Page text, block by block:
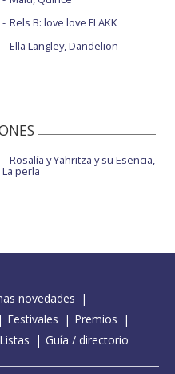
Rels B: love love FLAKK
Ella Langley, Dandelion
Rosalía y Yahritza y su Esencia,
La perla
novedades
Festivales
Premios
Listas Guía / directorio